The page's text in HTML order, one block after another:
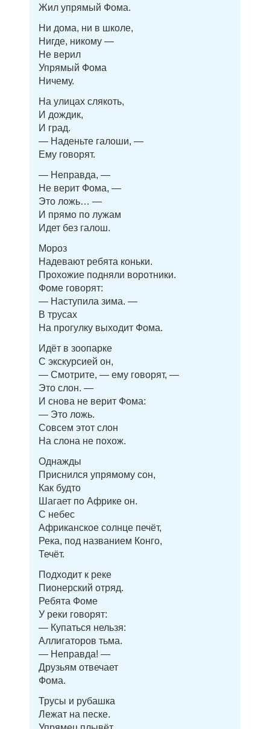
Жил упрямый Фома.
Ни дома, ни в школе,
Нигде, никому —
Не верил
Упрямый Фома
Ничему.
На улицах слякоть,
И дождик,
И град.
— Наденьте галоши, —
Ему говорят.
— Неправда, —
Не верит Фома, —
Это ложь… —
И прямо по лужам
Идет без галош.
Мороз
Надевают ребята коньки.
Прохожие подняли воротники.
Фоме говорят:
— Наступила зима. —
В трусах
На прогулку выходит Фома.
Идёт в зоопарке
С экскурсией он,
— Смотрите, — ему говорят, —
Это слон. —
И снова не верит Фома:
— Это ложь.
Совсем этот слон
На слона не похож.
Однажды
Приснился упрямому сон,
Как будто
Шагает по Африке он.
С небес
Африканское солнце печёт,
Река, под названием Конго,
Течёт.
Подходит к реке
Пионерский отряд.
Ребята Фоме
У реки говорят:
— Купаться нельзя:
Аллигаторов тьма.
— Неправда! —
Друзьям отвечает
Фома.
Трусы и рубашка
Лежат на песке.